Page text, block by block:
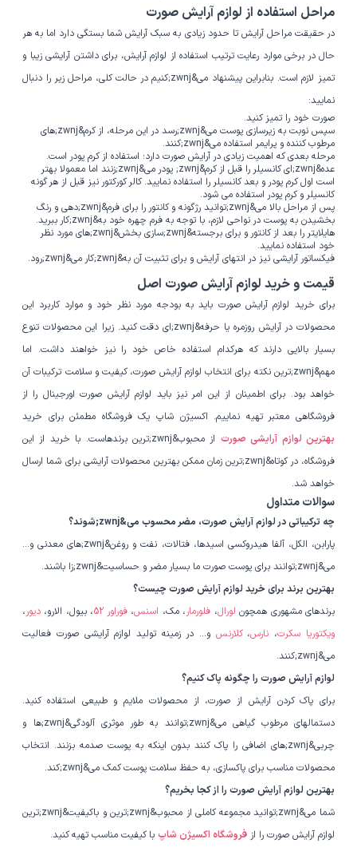
مراحل استفاده از لوازم آرایش صورت
در حقیقت مراحل آرایش تا حدود زیادی به سبک آرایش شما بستگی دارد اما به هر
حال در برخی موارد رعایت ترتیب استفاده از لوازم آرایش، برای داشتن آرایشی زیبا و
تمیز لازم است. بنابراین پیشنهاد می&zwnj;کنیم در حالت کلی، مراحل زیر را دنبال
نمایید:
صورت خود را تمیز کنید.
سپس نوبت به زیرسازی پوست می&zwnj;رسد در این مرحله، از کرم&zwnj;های
مرطوب کننده و پرایمر استفاده می&zwnj;کنند.
مرحله بعدی که اهمیت زیادی در آرایش صورت دارد؛ استفاده از کرم پودر است.
عده&zwnj;ای کانسیلر را قبل از کرم&zwnj; پودر می&zwnj;زنند اما معمولا بهتر
است اول کرم پودر و بعد کانسیلر را استفاده نمایید. کالر کورکتور نیز قبل از هر گونه
کانسیلر و کرم پودر استفاده می شود.
پس از مراحل بالا می&zwnj;توانید رژگونه و کانتور را برای فرم&zwnj;دهی و رنگ
بخشیدن به پوست در نواحی لازم، با توجه به فرم چهره خود به&zwnj;کار ببرید.
هایلایتر را بعد از کانتور و برای برجسته&zwnj;سازی بخش&zwnj;های مورد نظر
خود استفاده نمایید.
فیکساتور آرایشی نیز در انتهای آرایش و برای تثبیت آن به&zwnj;کار می&zwnj;رود.
قیمت و خرید لوازم آرایش صورت اصل
برای خرید لوازم آرایش صورت باید به بودجه مورد نظر خود و موارد کاربرد این
محصولات در آرایش روزمره یا حرفه&zwnj;ای دقت کنید. زیرا این محصولات تنوع
بسیار بالایی دارند که هرکدام استفاده خاص خود را نیز خواهند داشت. اما
مهم&zwnj;ترین نکته برای انتخاب لوازم آرایش صورت، کیفیت و سلامت ترکیبات آن
خواهد بود. برای اطمینان از این امر نیز باید لوازم آرایش صورت اورجینال را از
فروشگاهی معتبر تهیه نماییم. اکسیژن شاپ یک فروشگاه مطمئن برای خرید
بهترین لوازم آرایشی صورت
از محبوب&zwnj;ترین برندهاست. با خرید از این
فروشگاه، در کوتاه&zwnj;ترین زمان ممکن بهترین محصولات آرایشی برای شما ارسال
خواهد شد.
سوالات متداول
چه ترکیباتی در لوازم آرایش صورت، مضر محسوب می&zwnj;شوند؟
پارابن، الکل، آلفا هیدروکسی اسیدها، فتالات، نفت و روغن&zwnj;های معدنی و...
می&zwnj;توانند برای پوست صورت ما بسیار مضر و حساسیت&zwnj;زا باشند.
بهترین برند برای خرید لوازم آرایش صورت چیست؟
برندهای مشهوری همچون لورال، فلورمار، مک، اسنس،فوراور 52 ، بیول، الارو، دیور،
ویکتوریا سکرت، نارس،کلارنس و... در زمینه تولید لوازم آرایشی صورت فعالیت
می&zwnj;کنند.
لوازم آرایش صورت را چگونه پاک کنیم؟
برای پاک کردن آرایش از صورت، از محصولات ملایم و طبیعی استفاده کنید.
دستمالهای مرطوب گیاهی می&zwnj;توانند به طور موثری آلودگی&zwnj;ها و
چربی&zwnj;های اضافی را پاک کنند بدون اینکه به پوست صدمه بزنند. انتخاب
محصولات مناسب برای پاکسازی، به حفظ سلامت پوست کمک می&zwnj;کند.
بهترین لوازم آرایش صورت را از کجا بخریم؟
شما می&zwnj;توانید مجموعه کاملی از محبوب&zwnj;ترین و باکیفیت&zwnj;ترین
لوازم آرایش صورت را از فروشگاه اکسیژن شاپ با کیفیت مناسب تهیه کنید.